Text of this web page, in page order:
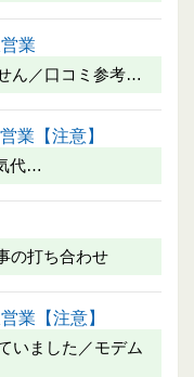
業
ん／口コミ参考…
業【注意】
代…
の打ち合わせ
業【注意】
いました／モデム